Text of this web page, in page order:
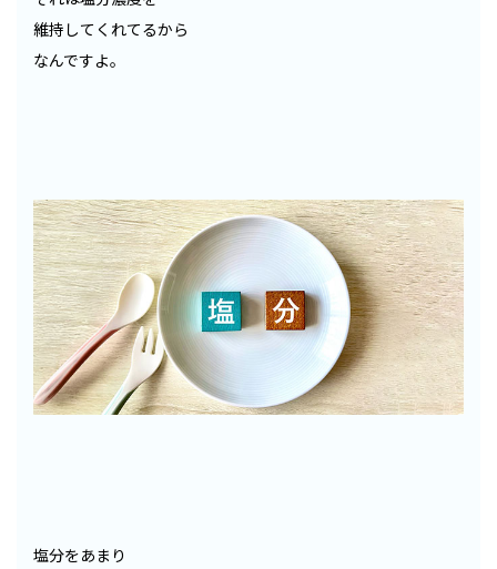
維持してくれてるから
なんですよ。
塩分をあまり